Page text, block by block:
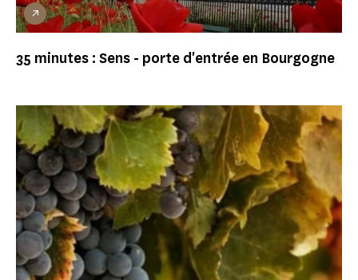
35 minutes : Sens - porte d'entrée en Bourgogne